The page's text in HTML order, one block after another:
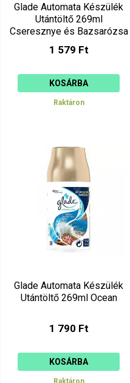
Glade Automata Készülék
Utántöltő 269ml
Cseresznye és Bazsarózsa
1 579 Ft
KOSÁRBA
Raktáron
Glade Automata Készülék
Utántöltő 269ml Ocean
1 790 Ft
KOSÁRBA
Raktáron